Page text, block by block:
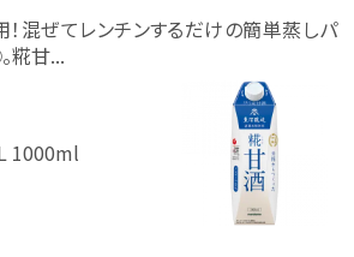
！混ぜてレンチンするだけの簡単蒸しパ
糀甘...
1000ml